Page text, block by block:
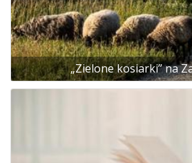
„Zielone kosiarki” na